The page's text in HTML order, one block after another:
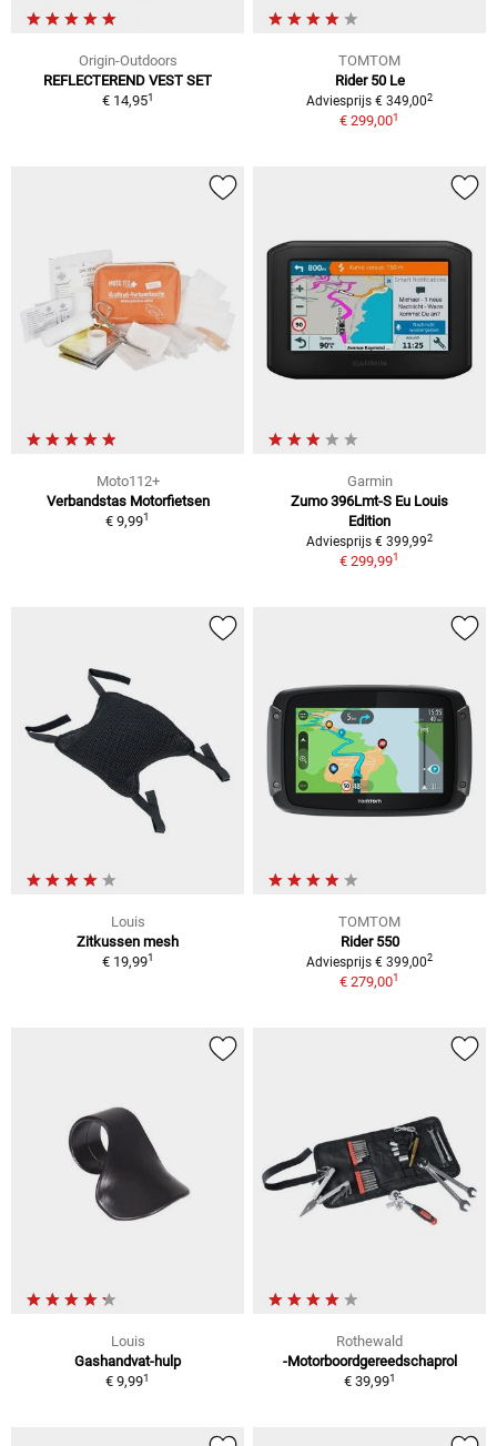
Origin-Outdoors
REFLECTEREND VEST SET
€ 14,951
TOMTOM
Rider 50 Le
Adviesprijs € 349,002
€ 299,001
Moto112+
Verbandstas Motorfietsen
€ 9,991
Garmin
Zumo 396Lmt-S Eu Louis
Edition
Adviesprijs € 399,992
€ 299,991
Louis
Zitkussen mesh
€ 19,991
TOMTOM
Rider 550
Adviesprijs € 399,002
€ 279,001
Louis
Gashandvat-hulp
€ 9,991
Rothewald
-Motorboordgereedschaprol
€ 39,991